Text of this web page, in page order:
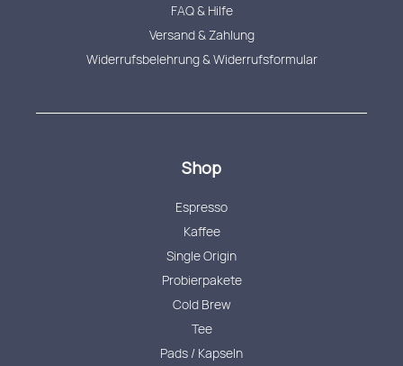
FAQ & Hilfe
Versand & Zahlung
Widerrufsbelehrung & Widerrufsformular
Shop
Espresso
Kaffee
Single Origin
Probierpakete
Cold Brew
Tee
Pads / Kapseln